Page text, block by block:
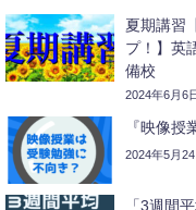
夏期講習
プ！】英
備校
2024年6月6
『映像授
2024年5月24
「3週間